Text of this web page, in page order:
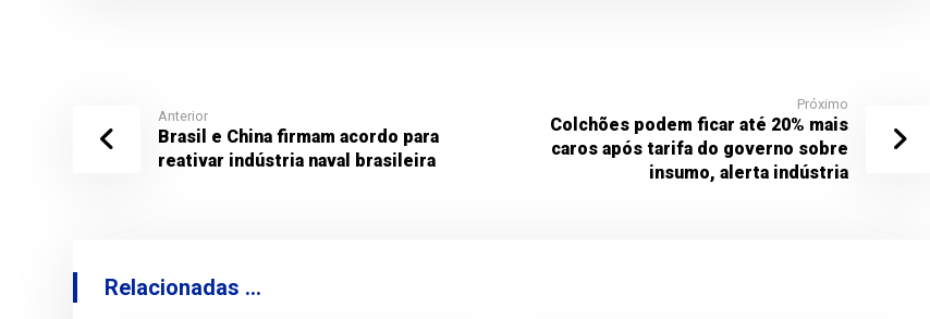
Anterior
Brasil e China firmam acordo para
reativar indústria naval brasileira
Próximo
Colchões podem ficar até 20% mais
caros após tarifa do governo sobre
insumo, alerta indústria
Relacionadas ...